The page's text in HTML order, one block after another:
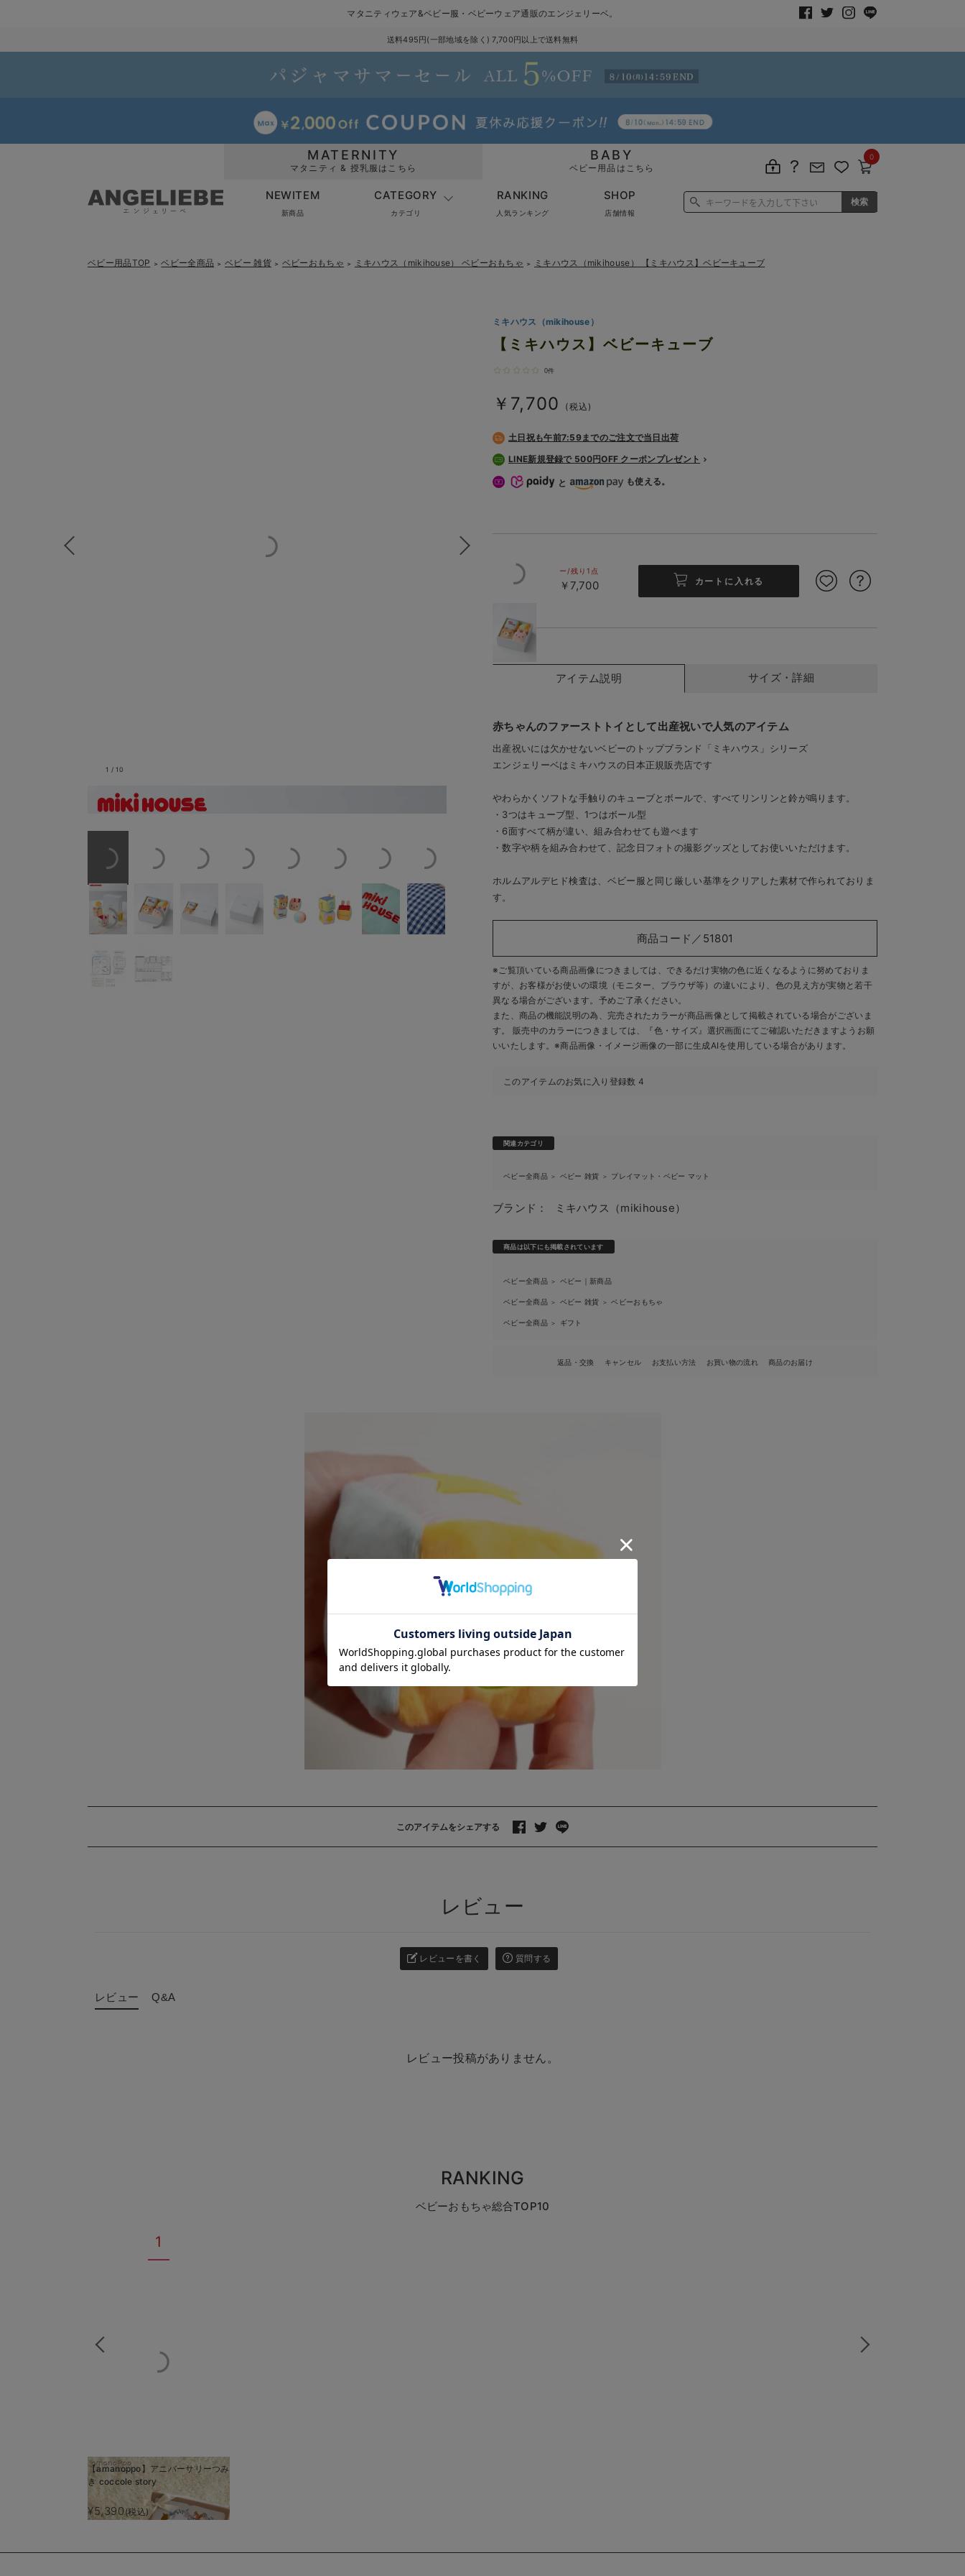
マタニティウェア&ベビー服・ベビーウェア通販のエンジェリーベ。
送料495円(一部地域を除く) 7,700円以上で送料無料
MATERNITY
マタニティ & 授乳服はこちら
BABY
ベビー用品はこちら
0
NEWITEM
新商品
CATEGORY
カテゴリ
RANKING
人気ランキング
SHOP
店舗情報
ベビー用品TOP ＞ ベビー全商品 ＞ ベビー 雑貨 ＞ ベビーおもちゃ ＞ ミキハウス（mikihouse） ベビーおもちゃ ＞ ミキハウス（mikihouse） 【ミキハウス】ベビーキューブ
赤ちゃんのファーストトイとして人気
1 /10
ミキハウス（mikihouse）
【ミキハウス】ベビーキューブ
0件
￥7,700 (税込)
土日祝も午前7:59までのご注文で当日出荷
LINE新規登録で 500円OFF クーポンプレゼント
と も使える。
ー/残り1点
￥7,700 カートに入れる
アイテム説明 サイズ・詳細
赤ちゃんのファーストトイとして出産祝いで人気のアイテム
出産祝いには欠かせないベビーのトップブランド「ミキハウス」シリーズ
エンジェリーベはミキハウスの日本正規販売店です
やわらかくソフトな手触りのキューブとボールで、すべてリンリンと鈴が鳴ります。
・3つはキューブ型、1つはボール型
・6面すべて柄が違い、組み合わせても遊べます
・数字や柄を組み合わせて、記念日フォトの撮影グッズとしてお使いいただけます。
ホルムアルデヒド検査は、ベビー服と同じ厳しい基準をクリアした素材で作られておりま
す。
商品コード／51801
※ご覧頂いている商品画像につきましては、できるだけ実物の色に近くなるように努めておりま
すが、 お客様がお使いの環境（モニター、ブラウザ等）の違いにより、色の見え方が実物と若干
異なる場合がございます。予めご了承ください。
また、商品の機能説明の為、完売されたカラーが商品画像として掲載されている場合がございま
す。 販売中のカラーにつきましては、『色・サイズ』選択画面にてご確認いただきますようお願
いいたします。 ※商品画像・イメージ画像の一部に生成AIを使用している場合があります。
このアイテムのお気に入り登録数 4
関連カテゴリ
ベビー全商品 ＞ ベビー 雑貨 ＞ プレイマット・ベビー マット
ブランド： ミキハウス（mikihouse）
商品は以下にも掲載されています
ベビー全商品 ＞ ベビー｜新商品
ベビー全商品 ＞ ベビー 雑貨 ＞ ベビーおもちゃ
ベビー全商品 ＞ ギフト
返品・交換 キャンセル お支払い方法 お買い物の流れ 商品のお届け
このアイテムをシェアする >
レビュー
レビューを書く 質問する
レビュー Q&A
レビュー投稿がありません。
RANKING
ベビーおもちゃ総合TOP10
1
【amanoppo】アニバーサリーつみ
き coccole story
¥5,390(税込)
お気に入り商品を確認する